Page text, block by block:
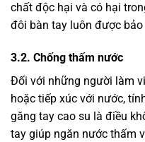
chất độc hại và có hại
đôi bàn tay luôn được bảo
3.2. Chống thấm nước
Đối với những người làm
hoặc tiếp xúc với nước,
găng tay cao su là điều
tay giúp ngăn nước thấm